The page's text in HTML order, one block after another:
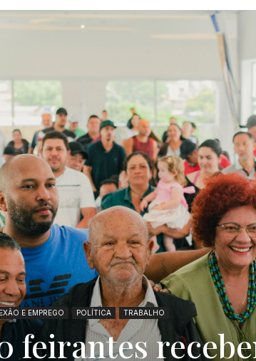
Circuito
–
Portal
E EMPREGO POLÍTICA TRABALHO
feirantes